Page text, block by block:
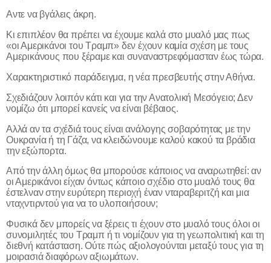
Αντε να βγάλεις άκρη.
Κι επιπλέον θα πρέπει να έχουμε καλά στο μυαλό μας πως
«οι Αμερικάνοι του Τραμπ» δεν έχουν καμία σχέση με τους
Αμερικάνους που ξέραμε και συναναστρεφόμασταν έως τώρα.
Χαρακτηριστικό παράδειγμα, η νέα πρεσβευτής στην Αθήνα.
Σχεδιάζουν λοιπόν κάτι και για την Ανατολική Μεσόγειο; Δεν
νομίζω ότι μπορεί κανείς να είναι βέβαιος.
Αλλά αν τα σχέδιά τους είναι ανάλογης σοβαρότητας με την
Ουκρανία ή τη Γάζα, να κλειδώνουμε καλού κακού τα βράδια
την εξώπορτα.
Από την άλλη όμως θα μπορούσε κάποιος να αναρωτηθεί: αν
οι Αμερικάνοι είχαν όντως κάποιο σχέδιο στο μυαλό τους θα
έστελναν στην ευρύτερη περιοχή έναν νταραβεριτζή και μια
νταχντιρντού για να το υλοποιήσουν;
Φυσικά δεν μπορείς να ξέρεις τι έχουν στο μυαλό τους όλοι οι
συνομιλητές του Τραμπ ή τι νομίζουν για τη γεωπολιτική και τη
διεθνή κατάσταση. Ούτε πώς αξιολογούνται μεταξύ τους για τη
μοιρασιά διαφόρων αξιωμάτων.